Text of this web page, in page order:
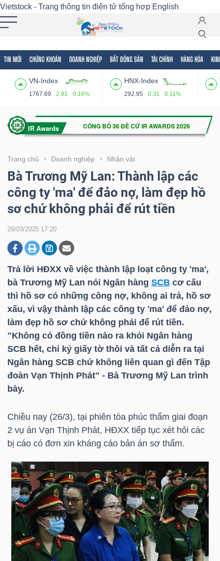
Vietstock - Trang thông tin điện tử tổng hợp English
TIN MỚI CHỨNG KHOÁN DOANH NGHIỆP BẤT ĐỘNG SẢN TÀI CHÍNH HÀNG HÓA
VN-Index
1767.69 2.91 0.16%
HNX-Index
292.95 0.31 0.11%
Trang chủ Doanh nghiệp Nhân vật
Bà Trương Mỹ Lan: Thành lập các
công ty 'ma' để đảo nợ, làm đẹp hồ
sơ chứ không phải để rút tiền
26/03/2025 17:20
Trả lời HĐXX về việc thành lập loạt công ty 'ma',
bà Trương Mỹ Lan nói Ngân hàng SCB cơ cấu
thì hồ sơ có những công nợ, không ai trả, hồ sơ
xấu, vì vậy thành lập các công ty 'ma' để đảo nợ,
làm đẹp hồ sơ chứ không phải để rút tiền.
"Không có đồng tiền nào ra khỏi Ngân hàng
SCB hết, chỉ ký giấy tờ thôi và tất cả diễn ra tại
Ngân hàng SCB chứ không liên quan gì đến Tập
đoàn Vạn Thịnh Phát" - Bà Trương Mỹ Lan trình
bày.
Chiều nay (26/3), tại phiên tòa phúc thẩm giai đoạn
2 vụ án Vạn Thịnh Phát, HĐXX tiếp tục xét hỏi các
bị cáo có đơn xin kháng cáo bản án sơ thẩm.
Tất cả Tính năng Ngành Mã chứng khoán
Tính
(-)
VIETSTOCK
CHỨNG
KHOÁN
DOANH
NGHIỆP
BẤT
ĐỘNG
SẢN
TÀI
HÀNG
HÓA
KINH
TẾ